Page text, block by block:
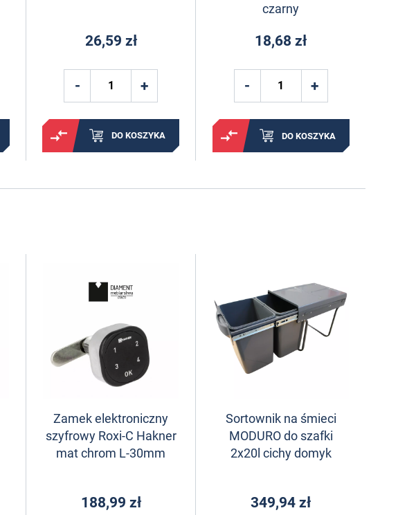
26,59 zł
DO KOSZYKA
czarny
18,68 zł
DO KOSZYKA
Zamek elektroniczny
szyfrowy Roxi-C Hakner
mat chrom L-30mm
188,99 zł
Sortownik na śmieci
MODURO do szafki
2x20l cichy domyk
349,94 zł